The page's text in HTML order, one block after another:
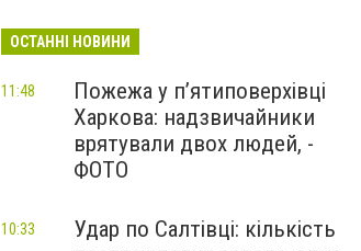
ОСТАННІ НОВИНИ
Пожежа у п’ятиповерхівці
Харкова: надзвичайники
врятували двох людей, -
ФОТО
11:48
Удар по Салтівці: кількість
10:33